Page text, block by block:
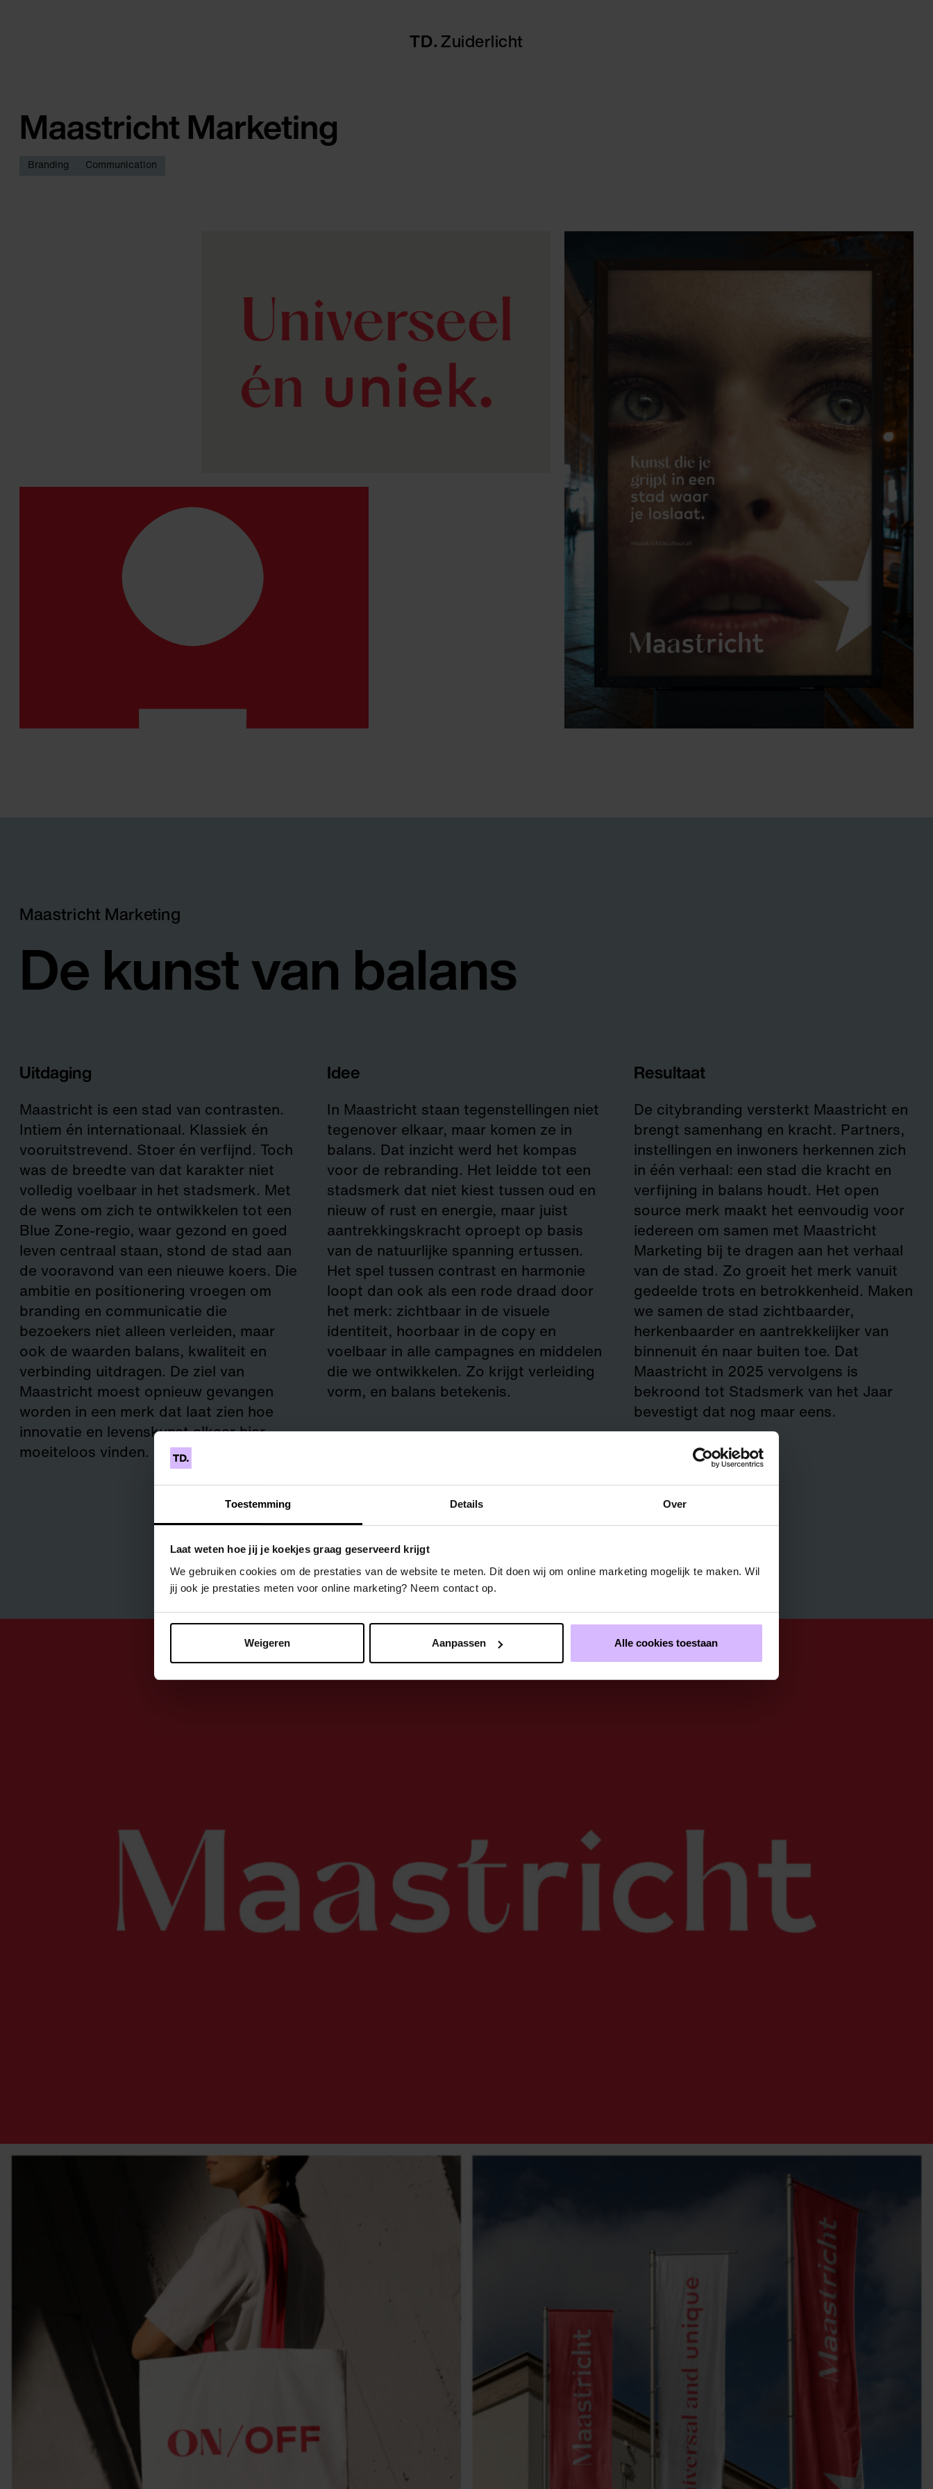
Toestemming Details Over
Laat weten hoe jij je koekjes graag geserveerd krijgt
We gebruiken cookies om de prestaties van de website te meten. Dit doen wij om online marketing mogelijk te maken. Wil
jij ook je prestaties meten voor online marketing? Neem contact op.
Weigeren Aanpassen Alle cookies toestaan
TD Zuiderlicht
Maastricht Marketing
Branding Communication
Maastricht Marketing
De kunst van balans
Uitdaging
Maastricht is een stad van contrasten.
Intiem én internationaal. Klassiek én
vooruitstrevend. Stoer én verfijnd. Toch
was de breedte van dat karakter niet
volledig voelbaar in het stadsmerk. Met
de wens om zich te ontwikkelen tot een
Blue Zone-regio, waar gezond en goed
leven centraal staan, stond de stad aan
de vooravond van een nieuwe koers. Die
ambitie en positionering vroegen om
branding en communicatie die
bezoekers niet alleen verleiden, maar
ook de waarden balans, kwaliteit en
verbinding uitdragen. De ziel van
Maastricht moest opnieuw gevangen
worden in een merk dat laat zien hoe
innovatie en levenskunst elkaar hier
moeiteloos vinden.
Idee
In Maastricht staan tegenstellingen niet
tegenover elkaar, maar komen ze in
balans. Dat inzicht werd het kompas
voor de rebranding. Het leidde tot een
stadsmerk dat niet kiest tussen oud en
nieuw of rust en energie, maar juist
aantrekkingskracht oproept op basis
van de natuurlijke spanning ertussen.
Het spel tussen contrast en harmonie
loopt dan ook als een rode draad door
het merk: zichtbaar in de visuele
identiteit, hoorbaar in de copy en
voelbaar in alle campagnes en middelen
die we ontwikkelen. Zo krijgt verleiding
vorm, en balans betekenis.
Resultaat
De citybranding versterkt Maastricht en
brengt samenhang en kracht. Partners,
instellingen en inwoners herkennen zich
in één verhaal: een stad die kracht en
verfijning in balans houdt. Het open
source merk maakt het eenvoudig voor
iedereen om samen met Maastricht
Marketing bij te dragen aan het verhaal
van de stad. Zo groeit het merk vanuit
gedeelde trots en betrokkenheid. Maken
we samen de stad zichtbaarder,
herkenbaarder en aantrekkelijker van
binnenuit én naar buiten toe. Dat
Maastricht in 2025 vervolgens is
bekroond tot Stadsmerk van het Jaar
bevestigt dat nog maar eens.